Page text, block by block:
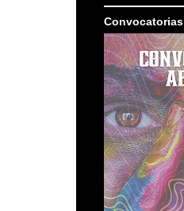
Convocatorias